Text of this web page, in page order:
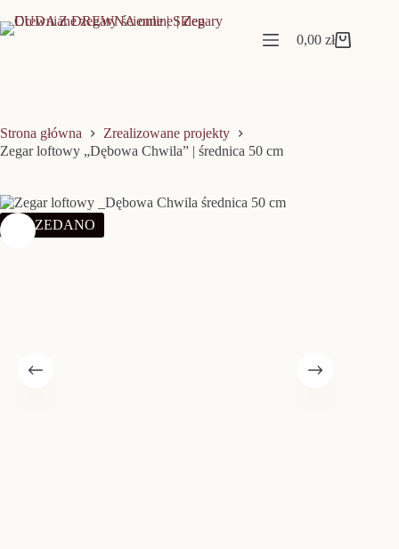
do
treści
Koszyk
0,00zł
Strona główna
Zrealizowane projekty
Zegar loftowy „Dębowa Chwila” | średnica 50 cm
SPRZEDANO